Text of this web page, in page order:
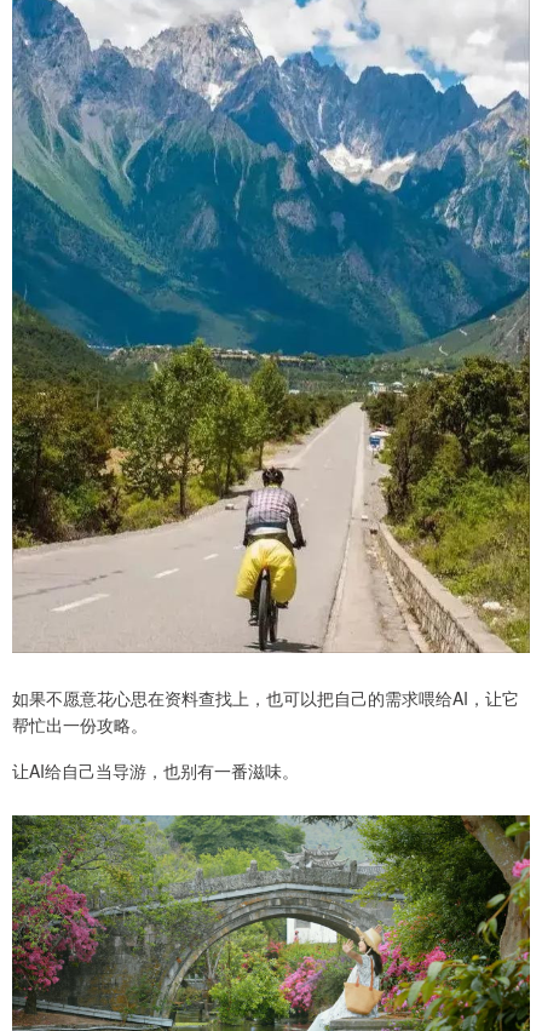
如果不愿意花心思在资料查找上，也可以把自己的需求喂给AI，让它
帮忙出一份攻略。
让AI给自己当导游，也别有一番滋味。